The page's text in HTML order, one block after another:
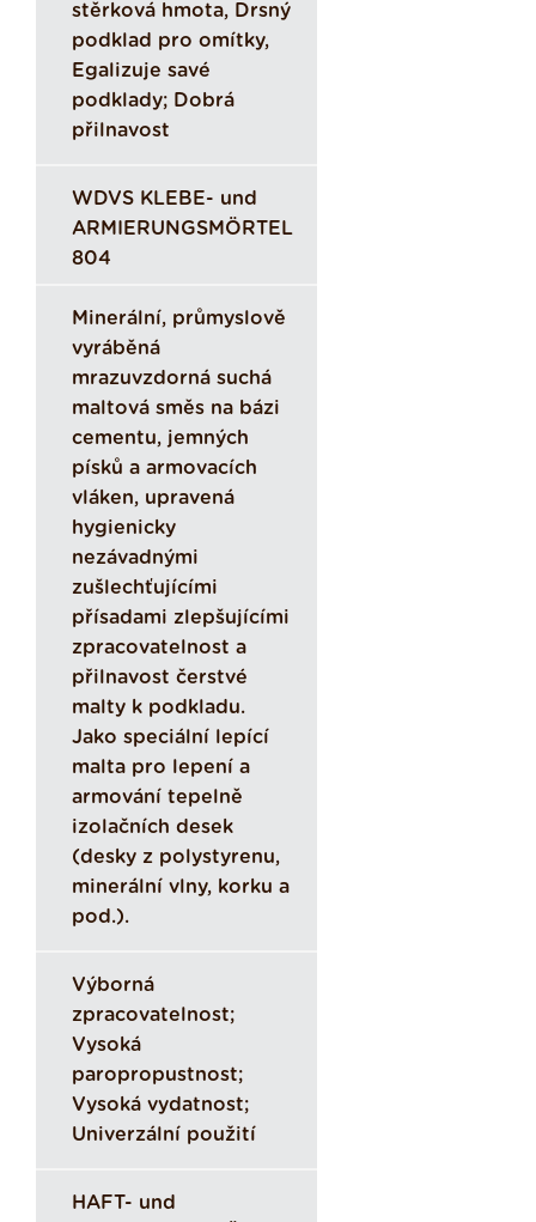
stěrková hmota, Drsný
podklad pro omítky,
Egalizuje savé
podklady; Dobrá
přilnavost
WDVS KLEBE- und
ARMIERUNGSMÖRTEL
804
Minerální, průmyslově
vyráběná
mrazuvzdorná suchá
maltová směs na bázi
cementu, jemných
písků a armovacích
vláken, upravená
hygienicky
nezávadnými
zušlechťujícími
přísadami zlepšujícími
zpracovatelnost a
přilnavost čerstvé
malty k podkladu.
Jako speciální lepící
malta pro lepení a
armování tepelně
izolačních desek
(desky z polystyrenu,
minerální vlny, korku a
pod.).
Výborná
zpracovatelnost;
Vysoká
paropropustnost;
Vysoká vydatnost;
Univerzální použití
HAFT- und